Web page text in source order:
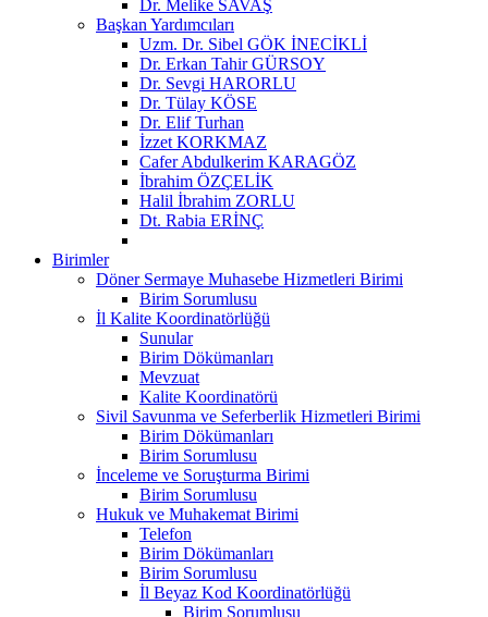
Dr. Melike SAVAŞ
Başkan Yardımcıları
Uzm. Dr. Sibel GÖK İNECİKLİ
Dr. Erkan Tahir GÜRSOY
Dr. Sevgi HARORLU
Dr. Tülay KÖSE
Dr. Elif Turhan
İzzet KORKMAZ
Cafer Abdulkerim KARAGÖZ
İbrahim ÖZÇELİK
Halil İbrahim ZORLU
Dt. Rabia ERİNÇ
Birimler
Döner Sermaye Muhasebe Hizmetleri Birimi
Birim Sorumlusu
İl Kalite Koordinatörlüğü
Sunular
Birim Dökümanları
Mevzuat
Kalite Koordinatörü
Sivil Savunma ve Seferberlik Hizmetleri Birimi
Birim Dökümanları
Birim Sorumlusu
İnceleme ve Soruşturma Birimi
Birim Sorumlusu
Hukuk ve Muhakemat Birimi
Telefon
Birim Dökümanları
Birim Sorumlusu
İl Beyaz Kod Koordinatörlüğü
Birim Sorumlusu